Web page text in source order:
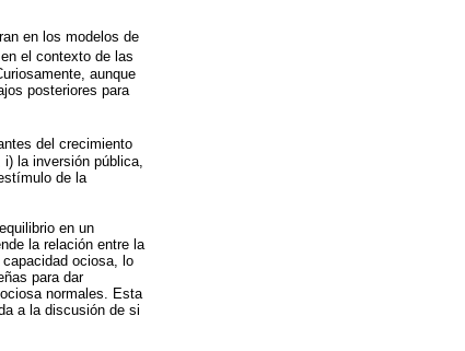
en los modelos de
el contexto de las
aunque
posteriores para
del crecimiento
la inversión pública,
de la
en un
la relación entre la
ociosa, lo
para dar
normales. Esta
a la discusión de si